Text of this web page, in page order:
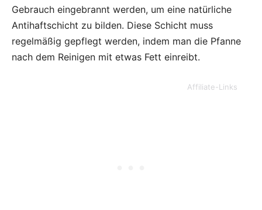
Gebrauch eingebrannt werden, um eine natürliche
Antihaftschicht zu bilden. Diese Schicht muss
regelmäßig gepflegt werden, indem man die Pfanne
nach dem Reinigen mit etwas Fett einreibt.
Affiliate-Links